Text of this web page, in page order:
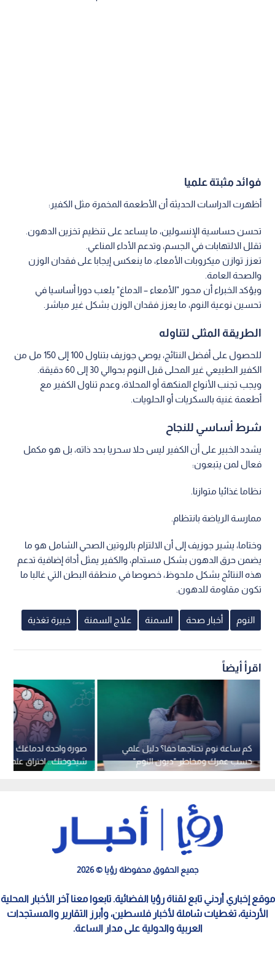
فوائد مثبتة علميا
أظهرت الدراسات الحديثة أن الأطعمة المخمرة مثل الكفير:
تحسن حساسية الإنسولين، ما يساعد على تنظيم تخزين الدهون.
تقلل الالتهابات في الجسم، وتدعم الأداء المناعي.
تعزز توازن ميكروبات الأمعاء، ما ينعكس إيجابا على فقدان الوزن
والصحة العامة.
ويؤكد الخبراء أن محور "الأمعاء – الدماغ" يلعب دورا أساسيا في
تحسين نوعية النوم، ما يعزز فقدان الوزن بشكل غير مباشر.
الطريقة المثلى لتناوله
للحصول على أفضل النتائج، يوصي جوزيف بتناول 100 إلى 150 مل من
الكفير الطبيعي غير المحلى قبل النوم بحوالي 30 إلى 60 دقيقة.
ويجب تجنب الأنواع المنكهة أو المحلاة، وعدم تناول الكفير مع
أطعمة غنية بالسكريات أو الحلويات.
شرط أساسي للنجاح
يشدد الخبير على أن الكفير ليس حلا سحريا بحد ذاته، بل هو مكمل
فعال لمن يتبعون:
نظاما غذائيا متوازنا.
ممارسة الرياضة بانتظام.
وختاما، يشير جوزيف إلى أن الالتزام بالروتين الصحي الشامل هو ما
يضمن حرق الدهون بشكل مستدام، والكفير يمثل أداة إضافية تدعم
هذه النتائج بشكل ملحوظ، خصوصا في منطقة البطن التي غالبا ما
تكون مقاومة للدهون.
النوم أخبار صحة السمنة علاج السمنة خبيرة تغذية
اقرأ أيضاً
صورة واحدة لدماغك
شيخوختك.. اختراق علمي
بالأمراض والموت المبكر
كم ساعة نوم تحتاجها حقا؟ دليل علمي
حسب عمرك ومخاطر "ديون النوم"
جميع الحقوق محفوظة رؤيا © 2026
موقع إخباري أردني تابع لقناة رؤيا الفضائية. تابعوا معنا آخر الأخبار المحلية
الأردنية، تغطيات شاملة لأخبار فلسطين، وأبرز التقارير والمستجدات
العربية والدولية على مدار الساعة.